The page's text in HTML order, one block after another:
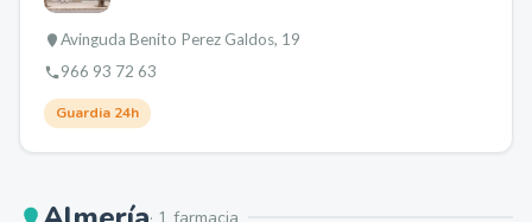
Avinguda Benito Perez Galdos, 19
966 93 72 63
Guardia 24h
· 1 farmacia